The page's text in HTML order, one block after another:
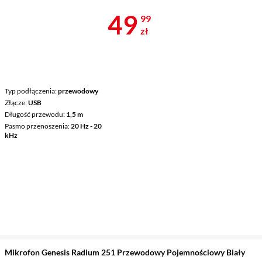
Typ podłączenia przewodowy
Złącze USB
Długość przewodu 1,5 m
Pasmo przenoszenia 20 Hz - 20
kHz
Cena 49,99
49 99
zł
Mikrofon Genesis Radium 251 Przewodowy Pojemnościowy Biały